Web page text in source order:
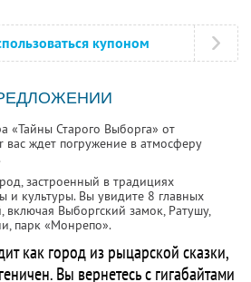
купоном
«Тайны Старого Выборга» от
вас ждет погружение в атмосферу
застроенный в традициях
и культуры. Вы увидите 8 главных
включая Выборгский замок, Ратушу,
парк «Монрепо».
как город из рыцарской сказки,
Вы вернетесь с гигабайтами